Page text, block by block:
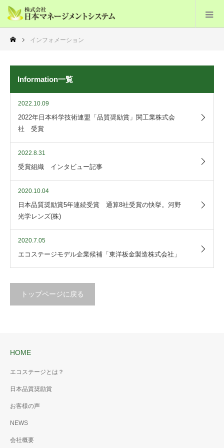
インフォメーション
Information一覧
2022.10.09
2022年日本科学技術連盟「品質奨励賞」関工業株式会
社 受賞
2022.8.31
受賞組織 インタビュー記事
2020.10.04
日本品質奨励賞5年連続受賞 通算8社受賞の快挙。河野
光学レンズ(株)
2020.7.05
エコステージモデル企業候補「東洋板金製造株式会社」
トップページに戻る
HOME
エコステージとは？
日本品質奨励賞
お客様の声
NEWS
会社概要